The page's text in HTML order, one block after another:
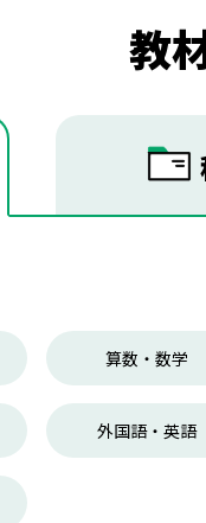
教
算数・数学
外国語・英語